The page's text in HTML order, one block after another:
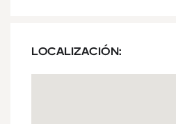
LOCALIZACIÓN: